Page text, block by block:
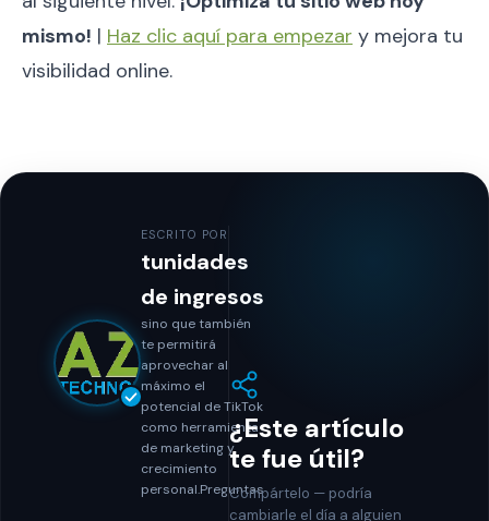
mismo! | Haz clic aquí para empezar y mejora tu
visibilidad online.
ESCRITO POR
tunidades
de ingresos
sino que también
te permitirá
aprovechar al
máximo el
potencial de TikTok
como herramienta
de marketing y
crecimiento
personal.Preguntas
¿Este artículo
te fue útil?
Compártelo — podría
cambiarle el día a alguien